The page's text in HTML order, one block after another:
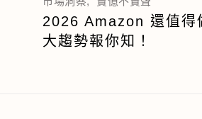
2026 Amazon 還值得
大趨勢報你知！